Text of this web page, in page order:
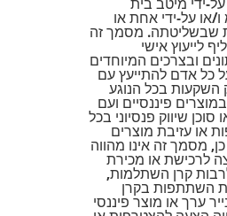
או על-ידי אחת או
שבשליטתה. מסמך זה
לייעוץ אישי
ובצרכים המיוחדים
כל אדם להתייעץ עם
השקעות בכל הנוגע
פיננסיים ועם
סוכן שיווק פנסיוני בכל
או עזיבת מוצרים
כן, מסמך זה אינו מהווה
לרכישת או מכירת
קרן השתלמות,
השתתפות בקרן
ערך או מוצר פיננסי